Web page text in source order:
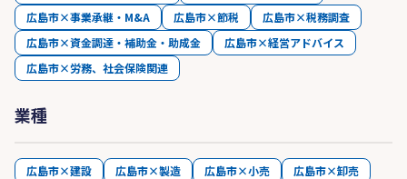
広島市×事業承継・M&A
広島市×節税
広島市×税務調査
広島市×資金調達・補助金・助成金
広島市×経営アドバイス
広島市×労務、社会保険関連
業種
広島市×建設 広島市×製造 広島市×小売
広島市×卸売